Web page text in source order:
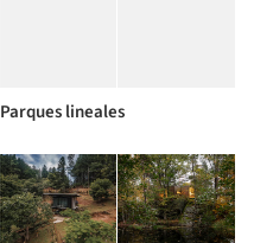
Parques lineales